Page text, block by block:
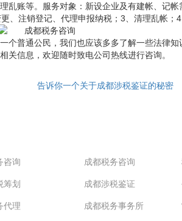
乱账等。服务对象：新设企业及有建帐、记帐
、注销登记、代理申报纳税；3、清理乱帐；4
个普通公民，我们也应该多多了解一些法律
关信息，欢迎随时致电公司热线进行咨询。
告诉你一个关于成都涉税鉴证的秘密
咨询
筹划
代理
成都税务咨询
成都涉税鉴证
成都税务事务所